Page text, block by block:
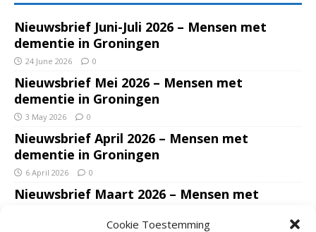
Cookie Toestemming
Nieuwsbrief Juni-Juli 2026 – Mensen met
dementie in Groningen
24 June 2026 0
Nieuwsbrief Mei 2026 – Mensen met
dementie in Groningen
3 May 2026 0
Nieuwsbrief April 2026 – Mensen met
dementie in Groningen
6 April 2026 0
Nieuwsbrief Maart 2026 – Mensen met